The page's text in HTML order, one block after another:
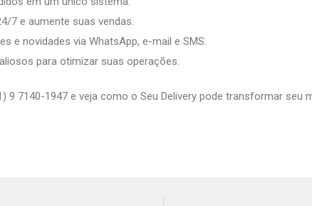
7 e aumente suas vendas.
e novidades via WhatsApp, e-mail e SMS.
para otimizar suas operações.
9 7140-1947 e veja como o Seu Delivery pode transformar seu